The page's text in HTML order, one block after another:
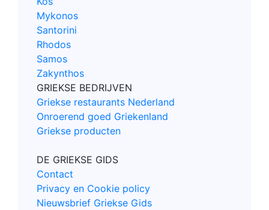
Mykonos
Santorini
Rhodos
Samos
Zakynthos
GRIEKSE BEDRIJVEN
Griekse restaurants Nederland
Onroerend goed Griekenland
Griekse producten
DE GRIEKSE GIDS
Contact
Privacy en Cookie policy
Nieuwsbrief Griekse Gids